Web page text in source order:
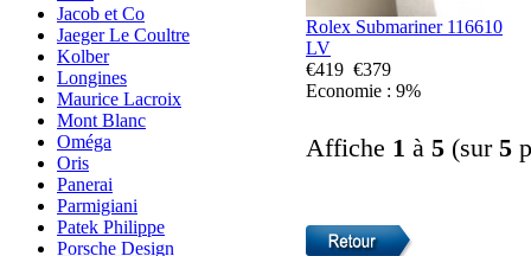
Jacob et Co
Jaeger Le Coultre
Kolber
Longines
Maurice Lacroix
Mont Blanc
Oméga
Oris
Panerai
Parmigiani
Patek Philippe
Porsche Design
Rolex Submariner 116610
LV
€419 €379
Economie : 9%
Affiche 1 à 5 (sur 5